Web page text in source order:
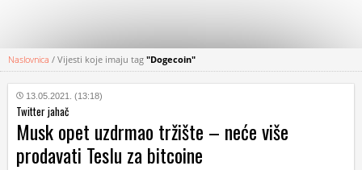
KATEGORIJE
HRVATSKI
WEB
Naslovnica / Vijesti koje imaju tag "Dogecoin"
13.05.2021. (13:18)
Twitter jahač
Musk opet uzdrmao tržište – neće više
prodavati Teslu za bitcoine